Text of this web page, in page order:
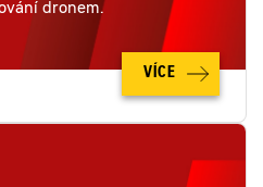
dronem.
VÍCE